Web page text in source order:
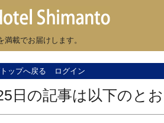
載でお届けします。
ップへ戻る ログイン
日の記事は以下のと